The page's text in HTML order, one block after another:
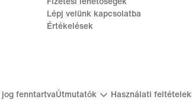
Lépj velünk kapcsolatba
Értékelések
jog fenntartvaÚtmutatók Használati feltételek